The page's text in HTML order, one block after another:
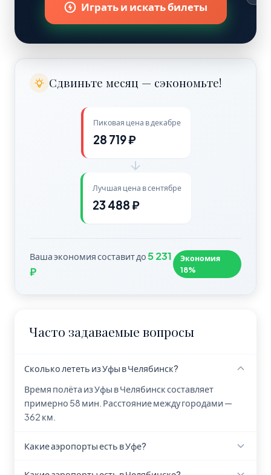
Играть и искать билеты
Сдвиньте месяц — сэкономьте!
Пиковая цена в декабре
28 719 ₽
Лучшая цена в сентябре
23 488 ₽
Ваша экономия составит до5 231
₽
Экономия
18%
Часто задаваемые вопросы
Сколько лететь из Уфы в Челябинск?
Время полёта из Уфы в Челябинск составляет
примерно 58 мин. Расстояние между городами —
362 км.
Какие аэропорты есть в Уфе?